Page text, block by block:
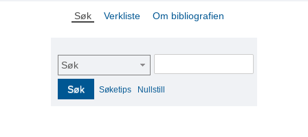
Søk Verkliste Om bibliografien
Søk
Søk Søketips Nullstill